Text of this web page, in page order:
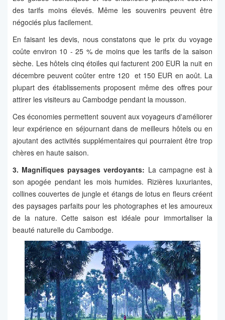
des tarifs moins élevés. Même les souvenirs peuvent être
négociés plus facilement.
En faisant les devis, nous constatons que le prix du voyage
coûte environ 10 - 25 % de moins que les tarifs de la saison
sèche. Les hôtels cinq étoiles qui facturent 200 EUR la nuit en
décembre peuvent coûter entre 120 et 150 EUR en août. La
plupart des établissements proposent même des offres pour
attirer les visiteurs au Cambodge pendant la mousson.
Ces économies permettent souvent aux voyageurs d'améliorer
leur expérience en séjournant dans de meilleurs hôtels ou en
ajoutant des activités supplémentaires qui pourraient être trop
chères en haute saison.
3. Magnifiques paysages verdoyants: La campagne est à
son apogée pendant les mois humides. Rizières luxuriantes,
collines couvertes de jungle et étangs de lotus en fleurs créent
des paysages parfaits pour les photographes et les amoureux
de la nature. Cette saison est idéale pour immortaliser la
beauté naturelle du Cambodge.